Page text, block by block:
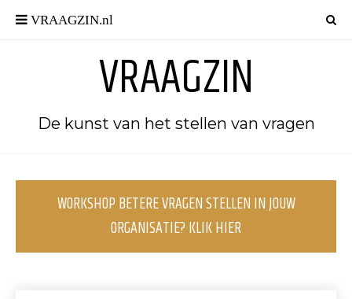
VRAAGZIN
De kunst van het stellen van vragen
WORKSHOP BETERE VRAGEN STELLEN IN JOUW
ORGANISATIE? KLIK HIER